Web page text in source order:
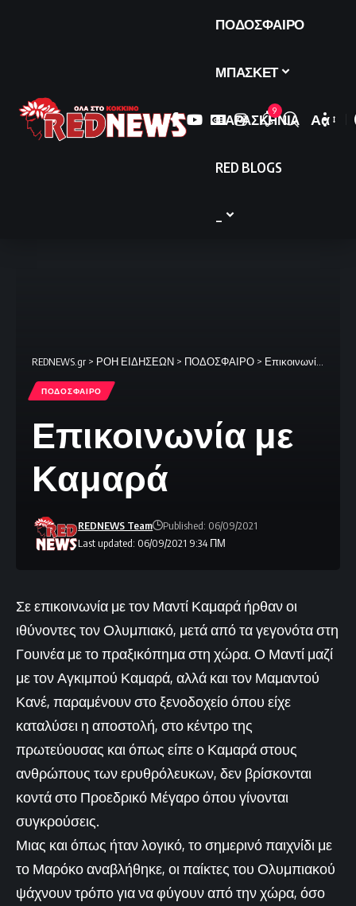
ΠΟΔΟΣΦΑΙΡΟ
ΜΠΑΣΚΕΤ
ΠΑΡΑΣΚΗΝΙΑ
RED BLOGS
9
Font
Αα
REDNEWS.gr > ΡΟΗ ΕΙΔΗΣΕΩΝ > ΠΟΔΟΣΦΑΙΡΟ > Επικοινωνία με Καμαρά
ΠΟΔΟΣΦΑΙΡΟ
Επικοινωνία με
Καμαρά
Last updated: 06/09/2021 9:34 ΠΜ
REDNEWS Team Published: 06/09/2021
Σε επικοινωνία με τον Μαντί Καμαρά ήρθαν οι
ιθύνοντες τον Ολυμπιακό, μετά από τα γεγονότα στη
Γουινέα με το πραξικόπημα στη χώρα. Ο Μαντί μαζί
με τον Αγκιμπού Καμαρά, αλλά και τον Μαμαντού
Κανέ, παραμένουν στο ξενοδοχείο όπου είχε
καταλύσει η αποστολή, στο κέντρο της
πρωτεύουσας και όπως είπε ο Καμαρά στους
ανθρώπους των ερυθρόλευκων, δεν βρίσκονται
κοντά στο Προεδρικό Μέγαρο όπου γίνονται
συγκρούσεις.
Μιας και όπως ήταν λογικό, το σημερινό παιχνίδι με
το Μαρόκο αναβλήθηκε, οι παίκτες του Ολυμπιακού
ψάχνουν τρόπο για να φύγουν από την χώρα, όσο